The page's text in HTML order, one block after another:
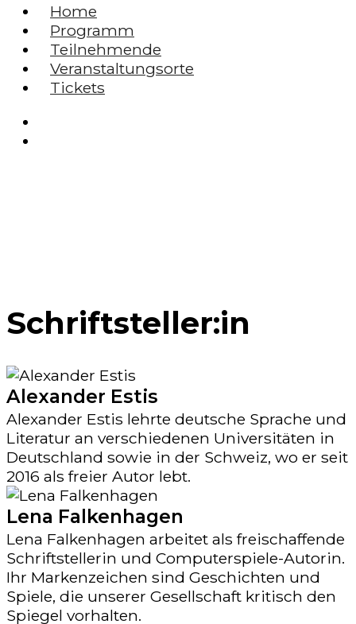
Home
Programm
Teilnehmende
Veranstaltungsorte
Tickets
Schriftsteller:in
Alexander Estis
Alexander Estis lehrte deutsche Sprache und
Literatur an verschiedenen Universitäten in
Deutschland sowie in der Schweiz, wo er seit
2016 als freier Autor lebt.
Lena Falkenhagen
Lena Falkenhagen arbeitet als freischaffende
Schriftstellerin und Computerspiele-Autorin.
Ihr Markenzeichen sind Geschichten und
Spiele, die unserer Gesellschaft kritisch den
Spiegel vorhalten.